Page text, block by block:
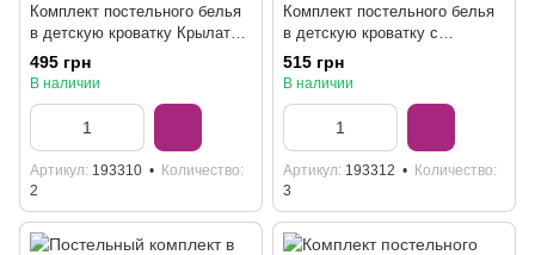
Комплект постельного белья
в детскую кроватку Крылатые
зверята, 3 предмета
495 грн
В наличии
Артикул 193310
Количество
2
Комплект постельного белья
в детскую кроватку с
простыней на резинке 120 х
60 см
515 грн
В наличии
Артикул 193312
Количество
3